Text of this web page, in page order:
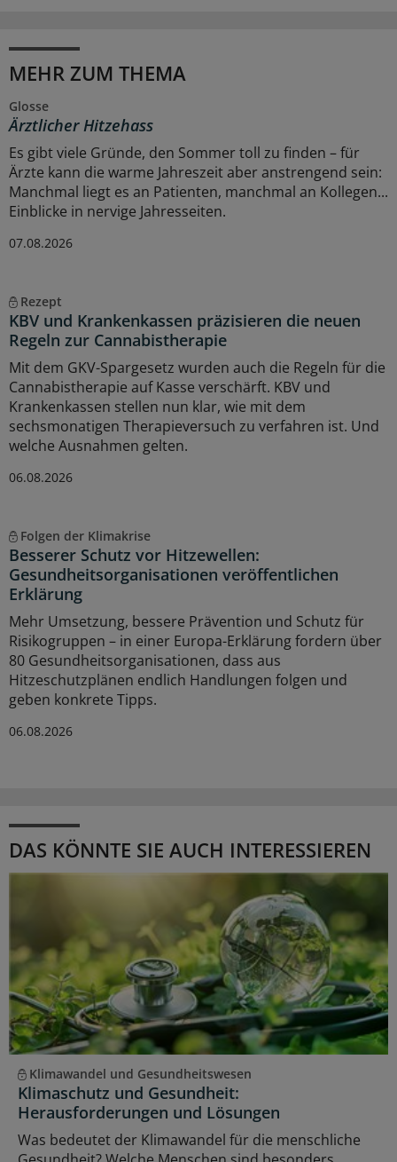
MEHR ZUM THEMA
Glosse
Ärztlicher Hitzehass
Es gibt viele Gründe, den Sommer toll zu finden – für
Ärzte kann die warme Jahreszeit aber anstrengend sein:
Manchmal liegt es an Patienten, manchmal an Kollegen...
Einblicke in nervige Jahresseiten.
07.08.2026
Rezept
KBV und Krankenkassen präzisieren die neuen
Regeln zur Cannabistherapie
Mit dem GKV-Spargesetz wurden auch die Regeln für die
Cannabistherapie auf Kasse verschärft. KBV und
Krankenkassen stellen nun klar, wie mit dem
sechsmonatigen Therapieversuch zu verfahren ist. Und
welche Ausnahmen gelten.
06.08.2026
Folgen der Klimakrise
Besserer Schutz vor Hitzewellen:
Gesundheitsorganisationen veröffentlichen
Erklärung
Mehr Umsetzung, bessere Prävention und Schutz für
Risikogruppen – in einer Europa-Erklärung fordern über
80 Gesundheitsorganisationen, dass aus
Hitzeschutzplänen endlich Handlungen folgen und
geben konkrete Tipps.
06.08.2026
DAS KÖNNTE SIE AUCH INTERESSIEREN
Klimawandel und Gesundheitswesen
Klimaschutz und Gesundheit:
Herausforderungen und Lösungen
Was bedeutet der Klimawandel für die menschliche